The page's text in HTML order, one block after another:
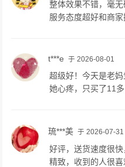
整体效果不错，毫
服务态度超好和商
t***e 于 2026-08-01
超级好！今天是老
她心疼，只买了11多
琉***美 于 2026-07-31
好评，送货速度很
精致，收到的人很喜